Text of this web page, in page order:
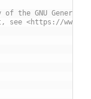
the GNU General
<https://